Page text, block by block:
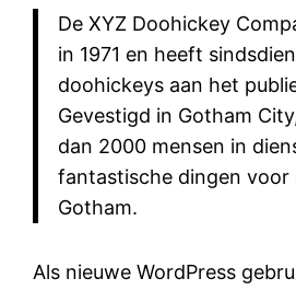
De XYZ Doohickey
in 1971 en heeft
doohickeys aan het
Gevestigd in Gotham
dan 2000 mensen in
fantastische dingen voor
Gotham.
Als nieuwe WordPress